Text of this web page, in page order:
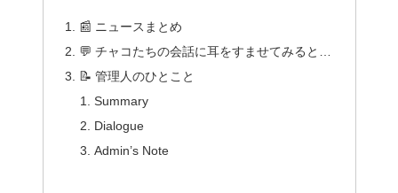
📰 ニュースまとめ
💬 チャコたちの会話に耳をすませてみると…
📝 管理人のひとこと
Summary
Dialogue
Admin’s Note